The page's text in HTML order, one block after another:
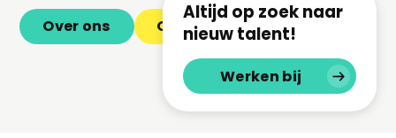
Over ons Ons team
Altijd op zoek naar
nieuw talent!
Werken bij